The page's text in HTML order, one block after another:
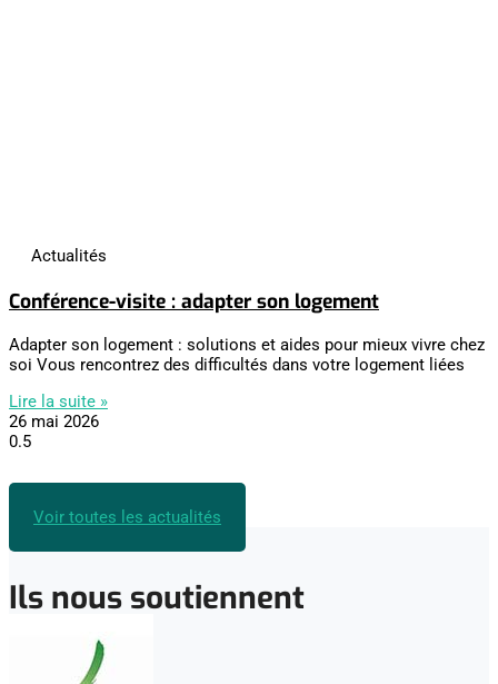
Actualités
Conférence-visite : adapter son logement
Adapter son logement : solutions et aides pour mieux vivre chez
soi Vous rencontrez des difficultés dans votre logement liées
Lire la suite »
26 mai 2026
Voir toutes les actualités
Ils nous soutiennent